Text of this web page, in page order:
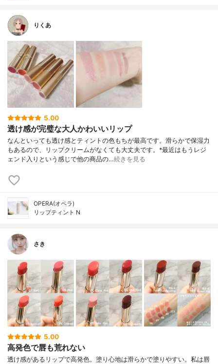
りくあ
5.00
透け感が完璧な大人かわいいリップ
なんといっても透け感とティントの色もちが最高です。滑らかで保湿力
もあるので、リップクリームがなくても大丈夫です。*最近はもうレジ
ェンド入りという感じで他の商品の…続きを見る
OPERA(オペラ)
リップティント N
さき
5.00
高発色で唇も荒れない
透け感があるリップで高発色。塗り心地は滑らかで塗りやすい。 私は唇